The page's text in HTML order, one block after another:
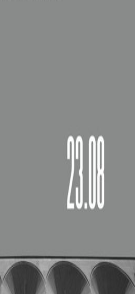
տեղի կունենա 2026 թվականի
ին, «Թամանյան»
տուն 3, 1-ին հարկ)։